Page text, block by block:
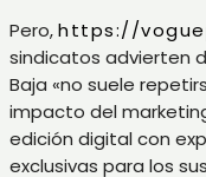
Pero,https://
sindicatos advierten
Baja «no suele
impacto del
edición digital con
exclusivas para los